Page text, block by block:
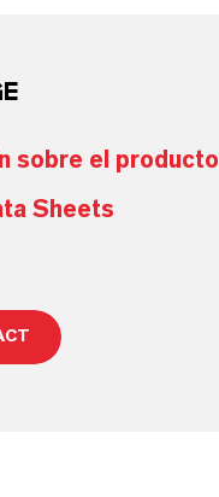
sobre el producto
Sheets